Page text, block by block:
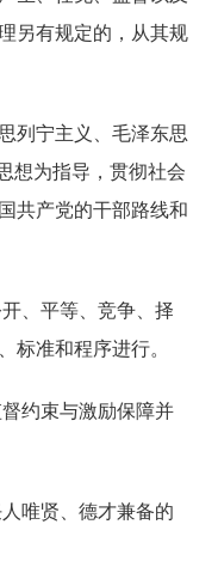
另有规定的，从其规
宁主义、毛泽东思
想为指导，贯彻社会
共产党的干部路线和
、平等、竞争、择
标准和程序进行。
约束与激励保障并
唯贤、德才兼备的